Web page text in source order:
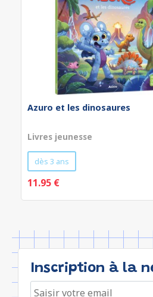
Azuro et les dinosaures
Livres jeunesse
dès 3 ans
11.95 €
Inscription à la